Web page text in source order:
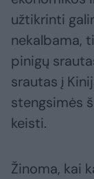
užtikrinti
nekalbama,
pinigų
srautas į
stengsimės
keisti.
Žinoma, kai